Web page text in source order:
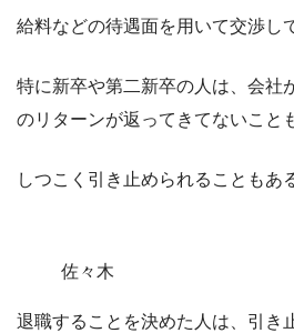
給料などの待遇面を用いて交渉し
特に新卒や第二新卒の人 は、会社
のリターンが返ってきてないこと
しつこく引き止められることもあ
佐々木
退職することを決めた人は、引き